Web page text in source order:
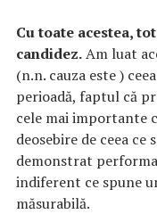
Cu toate acestea,
candidez.Am luat
(n.n. cauza este )
perioadă, faptul că
cele mai importante
deosebire de ceea
demonstrat
indiferent ce spune
măsurabilă.